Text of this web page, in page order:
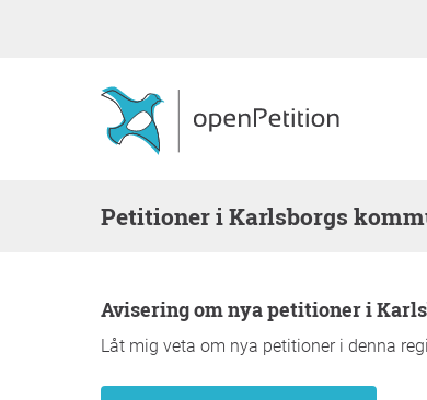
Petitioner i Karlsborgs
Avisering om nya petitioner i
Låt mig veta om nya petitioner i denna